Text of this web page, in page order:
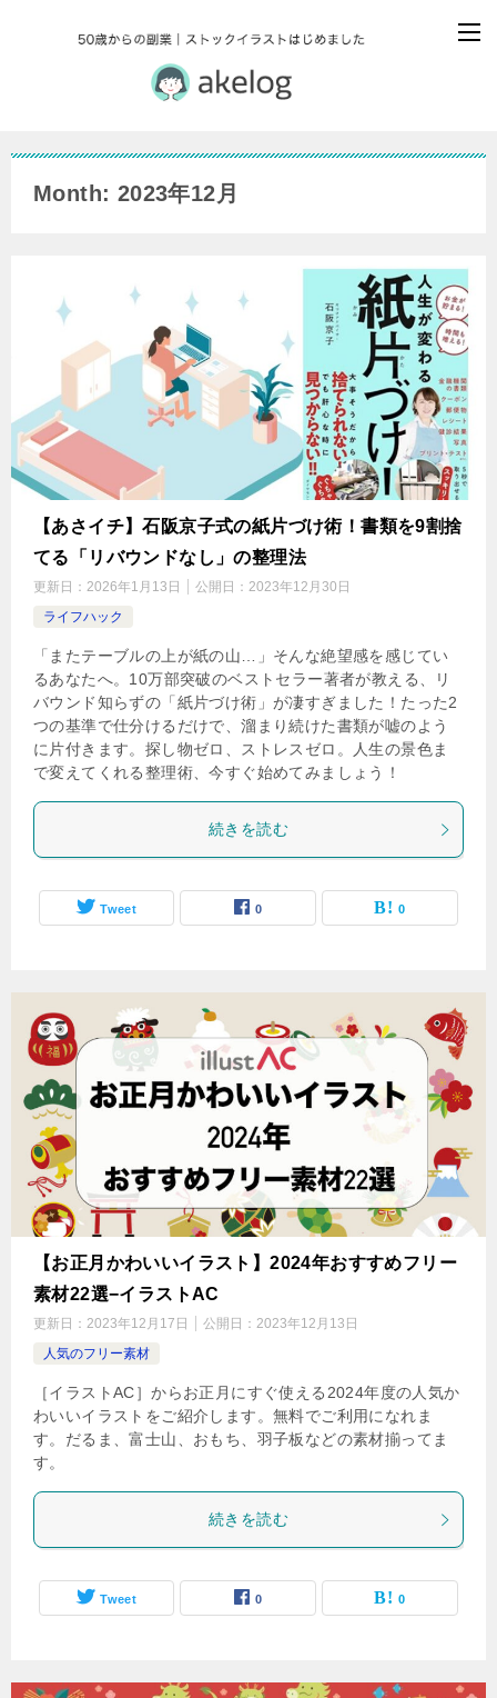
Month: 2023年12月
【あさイチ】石阪京子式の紙片づけ術！書類を9割捨
てる「リバウンドなし」の整理法
更新日： 2026年1月13日 公開日： 2023年12月30日
ライフハック
「またテーブルの上が紙の山…」そんな絶望感を感じてい
るあなたへ。10万部突破のベストセラー著者が教える、リ
バウンド知らずの「紙片づけ術」が凄すぎました！たった2
つの基準で仕分けるだけで、溜まり続けた書類が嘘のよう
に片付きます。探し物ゼロ、ストレスゼロ。人生の景色ま
で変えてくれる整理術、今すぐ始めてみましょう！
続きを読む
Tweet 0 0
【お正月かわいいイラスト】2024年おすすめフリー
素材22選−イラストAC
更新日： 2023年12月17日 公開日： 2023年12月13日
人気のフリー素材
［イラストAC］からお正月にすぐ使える2024年度の人気か
わいいイラストをご紹介します。無料でご利用になれま
す。だるま、富士山、おもち、羽子板などの素材揃ってま
す。
続きを読む
Tweet 0 0